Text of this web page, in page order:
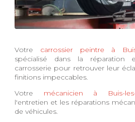
Votre carrossier peintre à
spécialisé dans la
carrosserie pour retrouver leur
finitions impeccables.
Votre mécanicien à Buis-les-
l'entretien et les réparations
de véhicules.